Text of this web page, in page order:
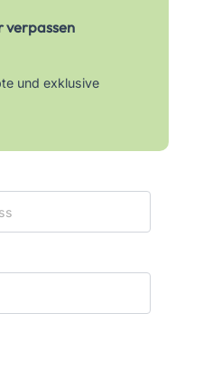
verpassen
und exklusive